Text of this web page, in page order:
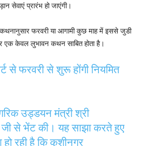
सेवाएं प्रारंभ हो जाएंगी।
फरवरी या आगामी कुछ माह में इससे जुडी
एक केवल लुभावन कथन साबित होता है।
से फरवरी से शुरू होंगी नियमित
उड्डयन मंत्री श्री
जी से भेंट की। यह साझा करते हुए
रही है कि कुशीनगर